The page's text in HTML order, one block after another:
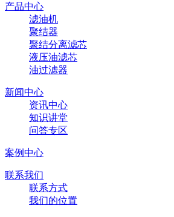
产品中心
滤油机
聚结器
聚结分离滤芯
液压油滤芯
油过滤器
新闻中心
资讯中心
知识讲堂
问答专区
案例中心
联系我们
联系方式
我们的位置